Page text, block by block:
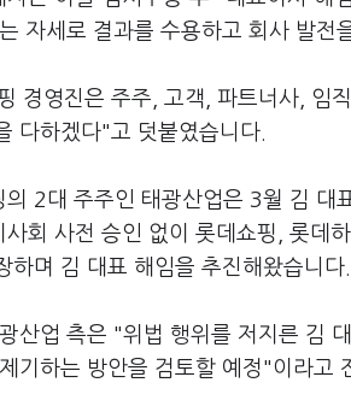
자세로 결과를 수용하고 회사 발전
경영진은 주주, 고객, 파트너사, 임
다하겠다"고 덧붙였습니다.
의 2대 주주인 태광산업은 3월 김 대
사회 사전 승인 없이 롯데쇼핑, 롯데
하며 김 대표 해임을 추진해왔습니다.
산업 측은 "위법 행위를 저지른 김
기하는 방안을 검토할 예정"이라고